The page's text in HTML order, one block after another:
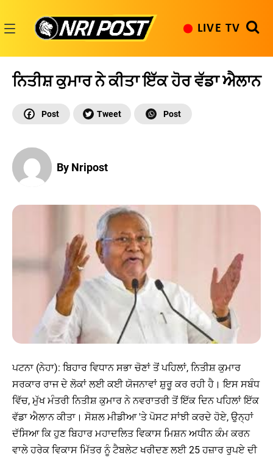
content
LIVE TV
ਨਿਤੀਸ਼ ਕੁਮਾਰ ਨੇ ਕੀਤਾ ਇੱਕ ਹੋਰ ਵੱਡਾ ਐਲਾਨ
By Nripost
ਪਟਨਾ (ਨੇਹਾ): ਬਿਹਾਰ ਵਿਧਾਨ ਸਭਾ ਚੋਣਾਂ ਤੋਂ ਪਹਿਲਾਂ, ਨਿਤੀਸ਼ ਕੁਮਾਰ
ਸਰਕਾਰ ਰਾਜ ਦੇ ਲੋਕਾਂ ਲਈ ਕਈ ਯੋਜਨਾਵਾਂ ਸ਼ੁਰੂ ਕਰ ਰਹੀ ਹੈ। ਇਸ ਸਬੰਧ
ਵਿੱਚ, ਮੁੱਖ ਮੰਤਰੀ ਨਿਤੀਸ਼ ਕੁਮਾਰ ਨੇ ਨਵਰਾਤਰੀ ਤੋਂ ਇੱਕ ਦਿਨ ਪਹਿਲਾਂ ਇੱਕ
ਵੱਡਾ ਐਲਾਨ ਕੀਤਾ। ਸੋਸ਼ਲ ਮੀਡੀਆ 'ਤੇ ਪੋਸਟ ਸਾਂਝੀ ਕਰਦੇ ਹੋਏ, ਉਨ੍ਹਾਂ
ਦੱਸਿਆ ਕਿ ਹੁਣ ਬਿਹਾਰ ਮਹਾਦਲਿਤ ਵਿਕਾਸ ਮਿਸ਼ਨ ਅਧੀਨ ਕੰਮ ਕਰਨ
ਵਾਲੇ ਹਰੇਕ ਵਿਕਾਸ ਮਿੱਤਰ ਨੂੰ ਟੈਬਲੇਟ ਖਰੀਦਣ ਲਈ 25 ਹਜ਼ਾਰ ਰੁਪਏ ਦੀ